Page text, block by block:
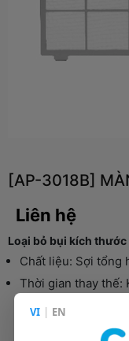
[AP-3018B]
Liên hệ
Loại bỏ bụi kích
Chất liệu: Sợi tổng
Thời gian thay thế:
VI | EN